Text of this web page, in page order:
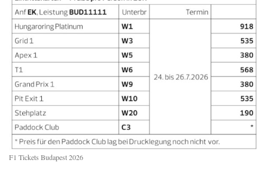
F1 Tickets Budapest 2026